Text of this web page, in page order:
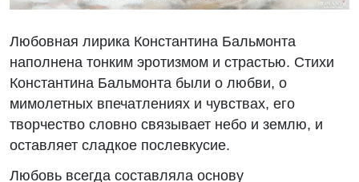
Любовная лирика Константина Бальмонта
наполнена тонким эротизмом и страстью. Стихи
Константина Бальмонта были о любви, о
мимолетных впечатлениях и чувствах, его
творчество словно связывает небо и землю, и
оставляет сладкое послевкусие.
Любовь всегда составляла основу